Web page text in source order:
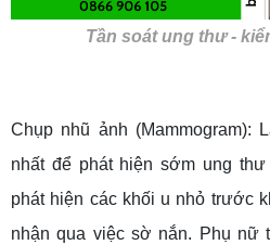
Tần soát ung thư -
Chụp nhũ ảnh (Mammogram):
nhất để phát hiện sớm ung
phát hiện các khối u nhỏ trước
nhận qua việc sờ nắn. Phụ nữ